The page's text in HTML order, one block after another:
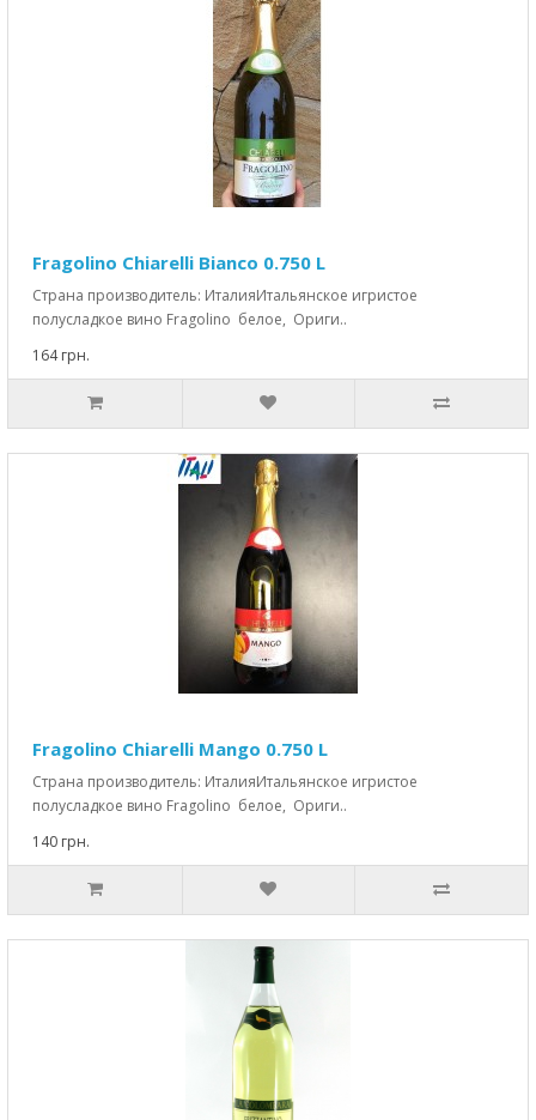
Fragolino Chiarelli Bianco 0.750 L
Страна производитель: ИталияИтальянское игристое
полусладкое вино Fragolino белое, Ориги..
164 грн.
Fragolino Chiarelli Mango 0.750 L
Страна производитель: ИталияИтальянское игристое
полусладкое вино Fragolino белое, Ориги..
140 грн.